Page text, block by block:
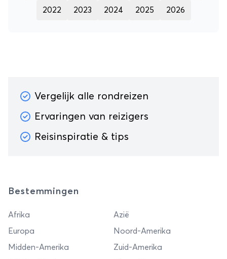
2022 2023 2024 2025 2026
Vergelijk alle rondreizen
Ervaringen van reizigers
Reisinspiratie & tips
Bestemmingen
Afrika
Azië
Europa
Noord-Amerika
Midden-Amerika
Zuid-Amerika